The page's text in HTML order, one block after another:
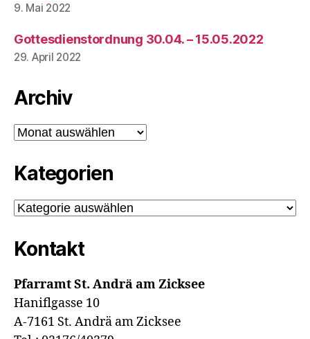
9. Mai 2022
Gottesdienstordnung 30.04. – 15.05.2022
29. April 2022
Archiv
Archiv
Kategorien
Kategorien
Kontakt
Pfarramt St. Andrä am Zicksee
Haniflgasse 10
A-7161 St. Andrä am Zicksee